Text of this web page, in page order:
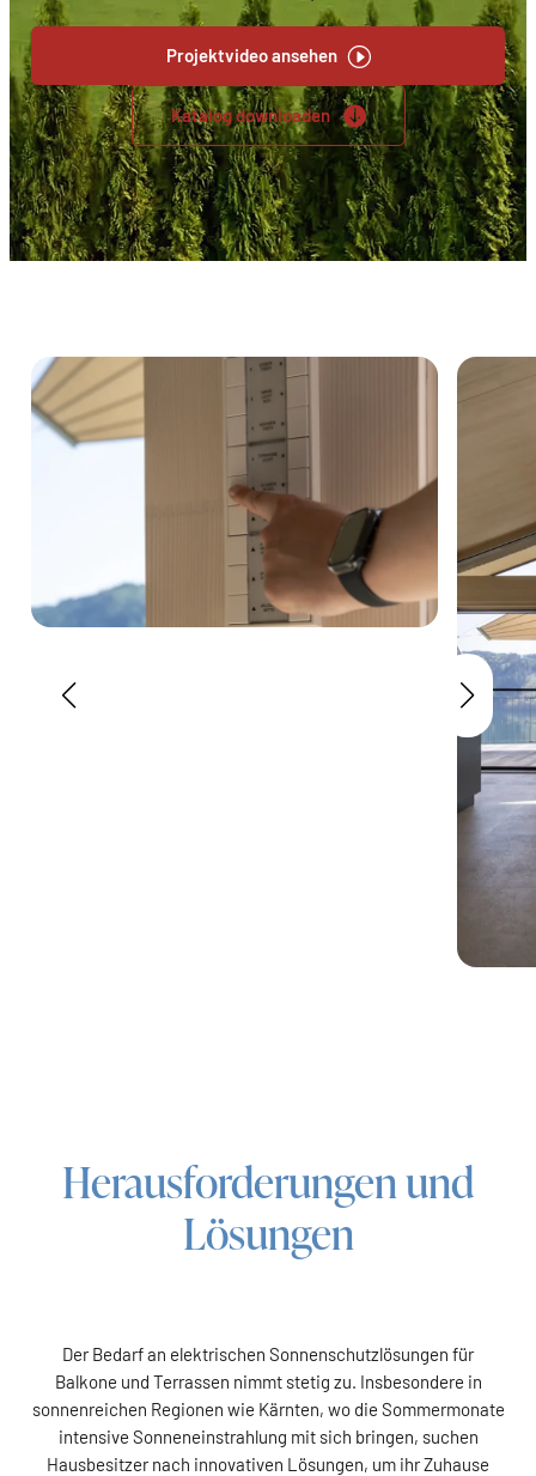
Projektvideo ansehen
Katalog downloaden
Herausforderungen und
Lösungen
Der Bedarf an elektrischen Sonnenschutzlösungen für
Balkone und Terrassen nimmt stetig zu. Insbesondere in
sonnenreichen Regionen wie Kärnten, wo die Sommermonate
intensive Sonneneinstrahlung mit sich bringen, suchen
Hausbesitzer nach innovativen Lösungen, um ihr Zuhause